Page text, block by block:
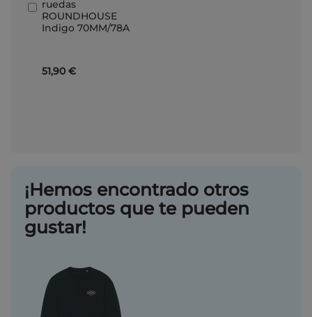
ruedas
ROUNDHOUSE
Indigo 70MM/78A
51,90 €
Añadir
al
carrito
¡Hemos encontrado otros
productos que te pueden
gustar!